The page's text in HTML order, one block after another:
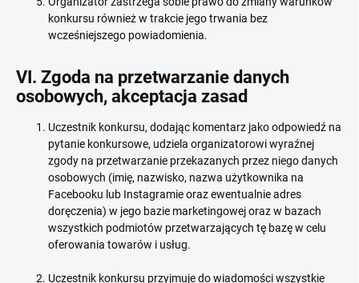
konkursu również w trakcie jego trwania bez
wcześniejszego powiadomienia.
VI. Zgoda na przetwarzanie danych
osobowych, akceptacja zasad
Uczestnik konkursu, dodając komentarz jako odpowiedź na
pytanie konkursowe, udziela organizatorowi wyraźnej
zgody na przetwarzanie przekazanych przez niego danych
osobowych (imię, nazwisko, nazwa użytkownika na
Facebooku lub Instagramie oraz ewentualnie adres
doręczenia) w jego bazie marketingowej oraz w bazach
wszystkich podmiotów przetwarzających tę bazę w celu
oferowania towarów i usług.
Uczestnik konkursu przyjmuje do wiadomości wszystkie